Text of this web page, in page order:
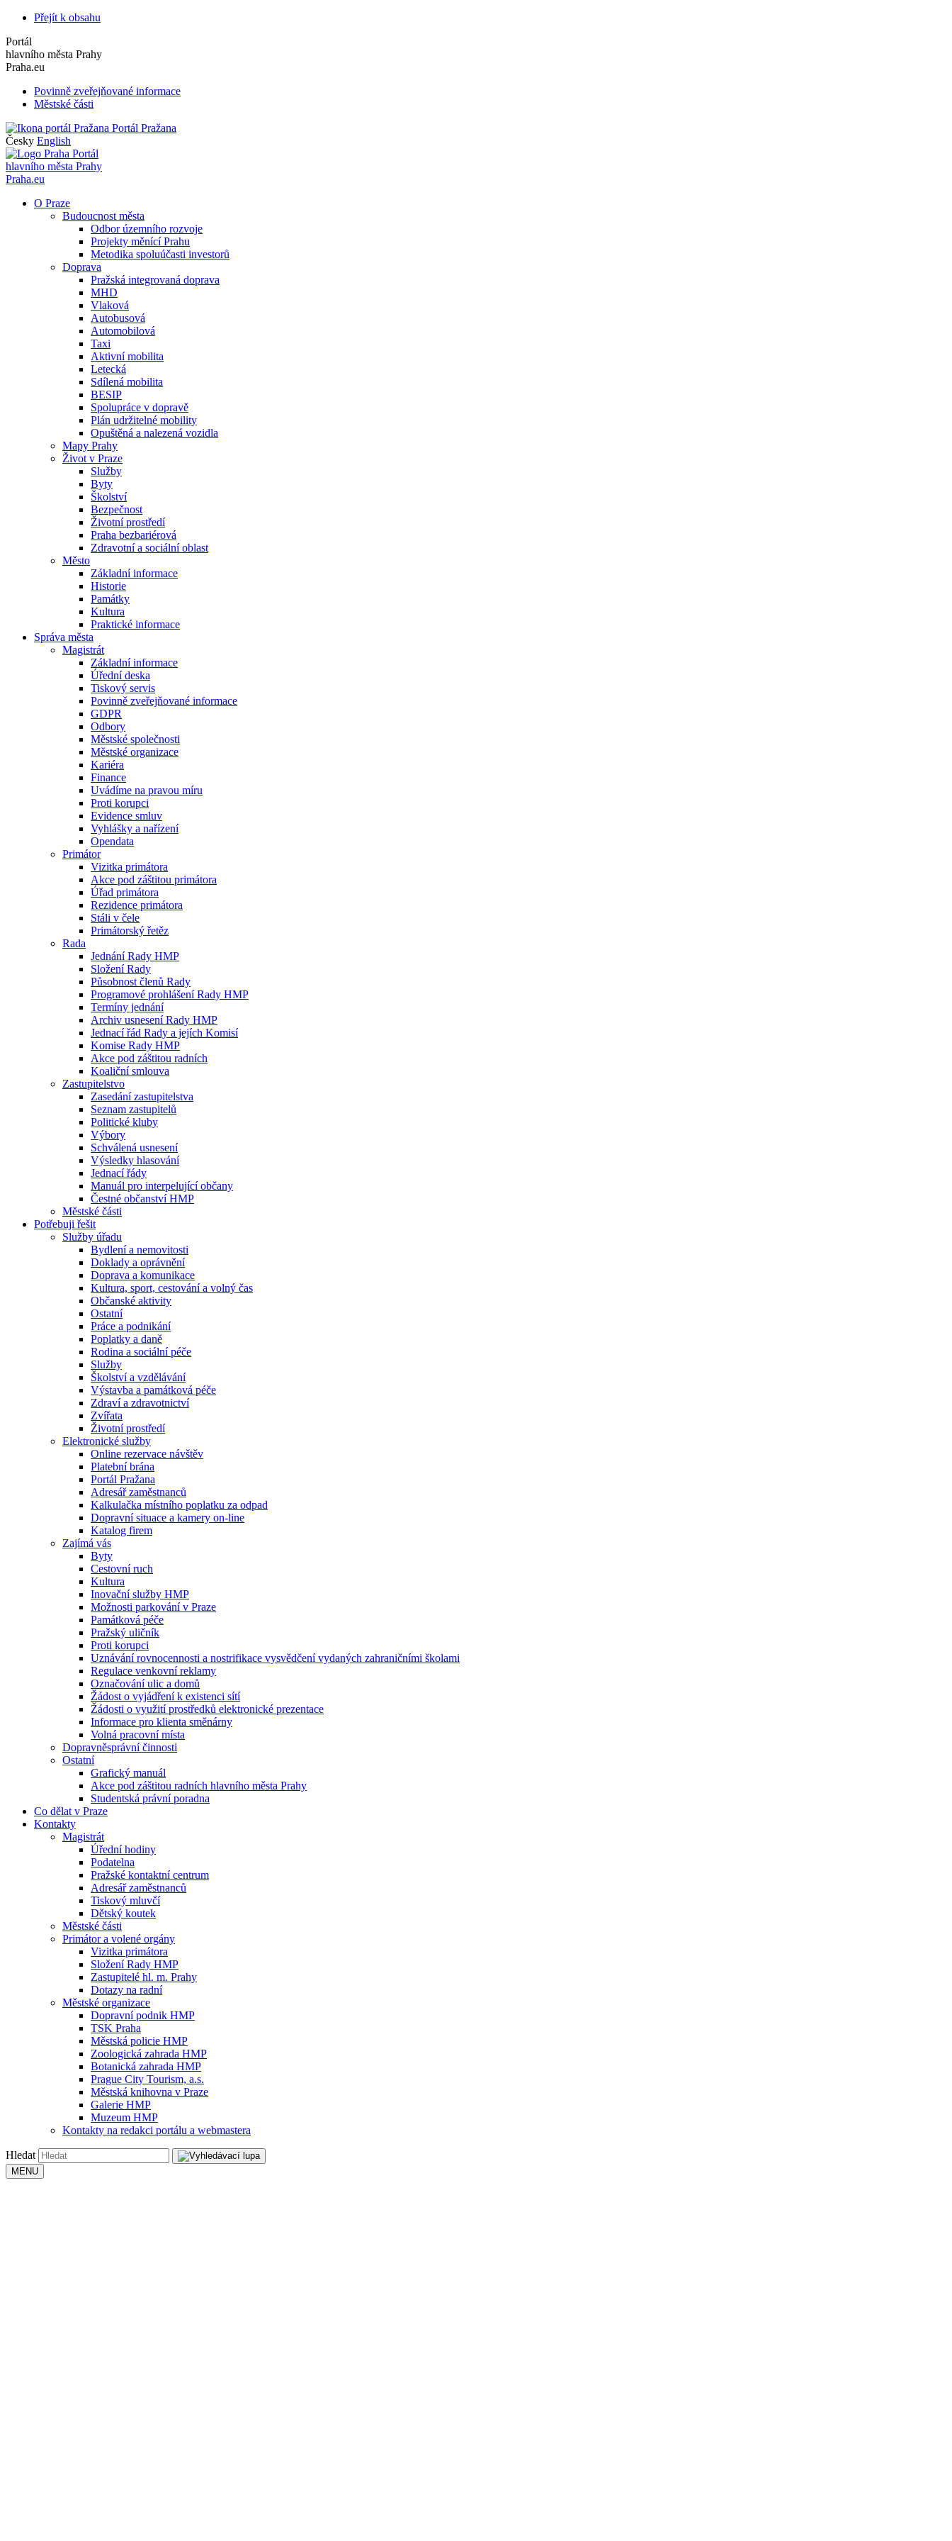
Přejít k obsahu
Portál
hlavního města Prahy
Praha.eu
Povinně zveřejňované informace
Městské části
Portál Pražana
Česky English
Portál
hlavního města Prahy
Praha.eu
O Praze
Budoucnost města
Odbor územního rozvoje
Projekty měnící Prahu
Metodika spoluúčasti investorů
Doprava
Pražská integrovaná doprava
MHD
Vlaková
Autobusová
Automobilová
Taxi
Aktivní mobilita
Letecká
Sdílená mobilita
BESIP
Spolupráce v dopravě
Plán udržitelné mobility
Opuštěná a nalezená vozidla
Mapy Prahy
Život v Praze
Služby
Byty
Školství
Bezpečnost
Životní prostředí
Praha bezbariérová
Zdravotní a sociální oblast
Město
Základní informace
Historie
Památky
Kultura
Praktické informace
Správa města
Magistrát
Základní informace
Úřední deska
Tiskový servis
Povinně zveřejňované informace
GDPR
Odbory
Městské společnosti
Městské organizace
Kariéra
Finance
Uvádíme na pravou míru
Proti korupci
Evidence smluv
Vyhlášky a nařízení
Opendata
Primátor
Vizitka primátora
Akce pod záštitou primátora
Úřad primátora
Rezidence primátora
Stáli v čele
Primátorský řetěz
Rada
Jednání Rady HMP
Složení Rady
Působnost členů Rady
Programové prohlášení Rady HMP
Termíny jednání
Archiv usnesení Rady HMP
Jednací řád Rady a jejích Komisí
Komise Rady HMP
Akce pod záštitou radních
Koaliční smlouva
Zastupitelstvo
Zasedání zastupitelstva
Seznam zastupitelů
Politické kluby
Výbory
Schválená usnesení
Výsledky hlasování
Jednací řády
Manuál pro interpelující občany
Čestné občanství HMP
Městské části
Potřebuji řešit
Služby úřadu
Bydlení a nemovitosti
Doklady a oprávnění
Doprava a komunikace
Kultura, sport, cestování a volný čas
Občanské aktivity
Ostatní
Práce a podnikání
Poplatky a daně
Rodina a sociální péče
Služby
Školství a vzdělávání
Výstavba a památková péče
Zdraví a zdravotnictví
Zvířata
Životní prostředí
Elektronické služby
Online rezervace návštěv
Platební brána
Portál Pražana
Adresář zaměstnanců
Kalkulačka místního poplatku za odpad
Dopravní situace a kamery on-line
Katalog firem
Zajímá vás
Byty
Cestovní ruch
Kultura
Inovační služby HMP
Možnosti parkování v Praze
Památková péče
Pražský uličník
Proti korupci
Uznávání rovnocennosti a nostrifikace vysvědčení vydaných zahraničními školami
Regulace venkovní reklamy
Označování ulic a domů
Žádost o vyjádření k existenci sítí
Žádosti o využití prostředků elektronické prezentace
Informace pro klienta směnárny
Volná pracovní místa
Dopravněsprávní činnosti
Ostatní
Grafický manuál
Akce pod záštitou radních hlavního města Prahy
Studentská právní poradna
Co dělat v Praze
Kontakty
Magistrát
Úřední hodiny
Podatelna
Pražské kontaktní centrum
Adresář zaměstnanců
Tiskový mluvčí
Dětský koutek
Městské části
Primátor a volené orgány
Vizitka primátora
Složení Rady HMP
Zastupitelé hl. m. Prahy
Dotazy na radní
Městské organizace
Dopravní podnik HMP
TSK Praha
Městská policie HMP
Zoologická zahrada HMP
Botanická zahrada HMP
Prague City Tourism, a.s.
Městská knihovna v Praze
Galerie HMP
Muzeum HMP
Kontakty na redakci portálu a webmastera
Hledat
MENU